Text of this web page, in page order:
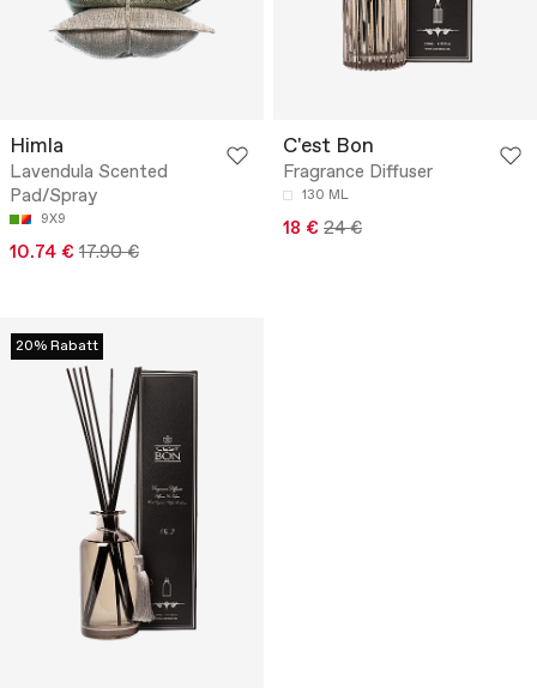
Himla
Lavendula Scented
Pad/Spray
9X9
10.74 € 17.90 €
C'est Bon
Fragrance Diffuser
130 ML
18 € 24 €
20% Rabatt